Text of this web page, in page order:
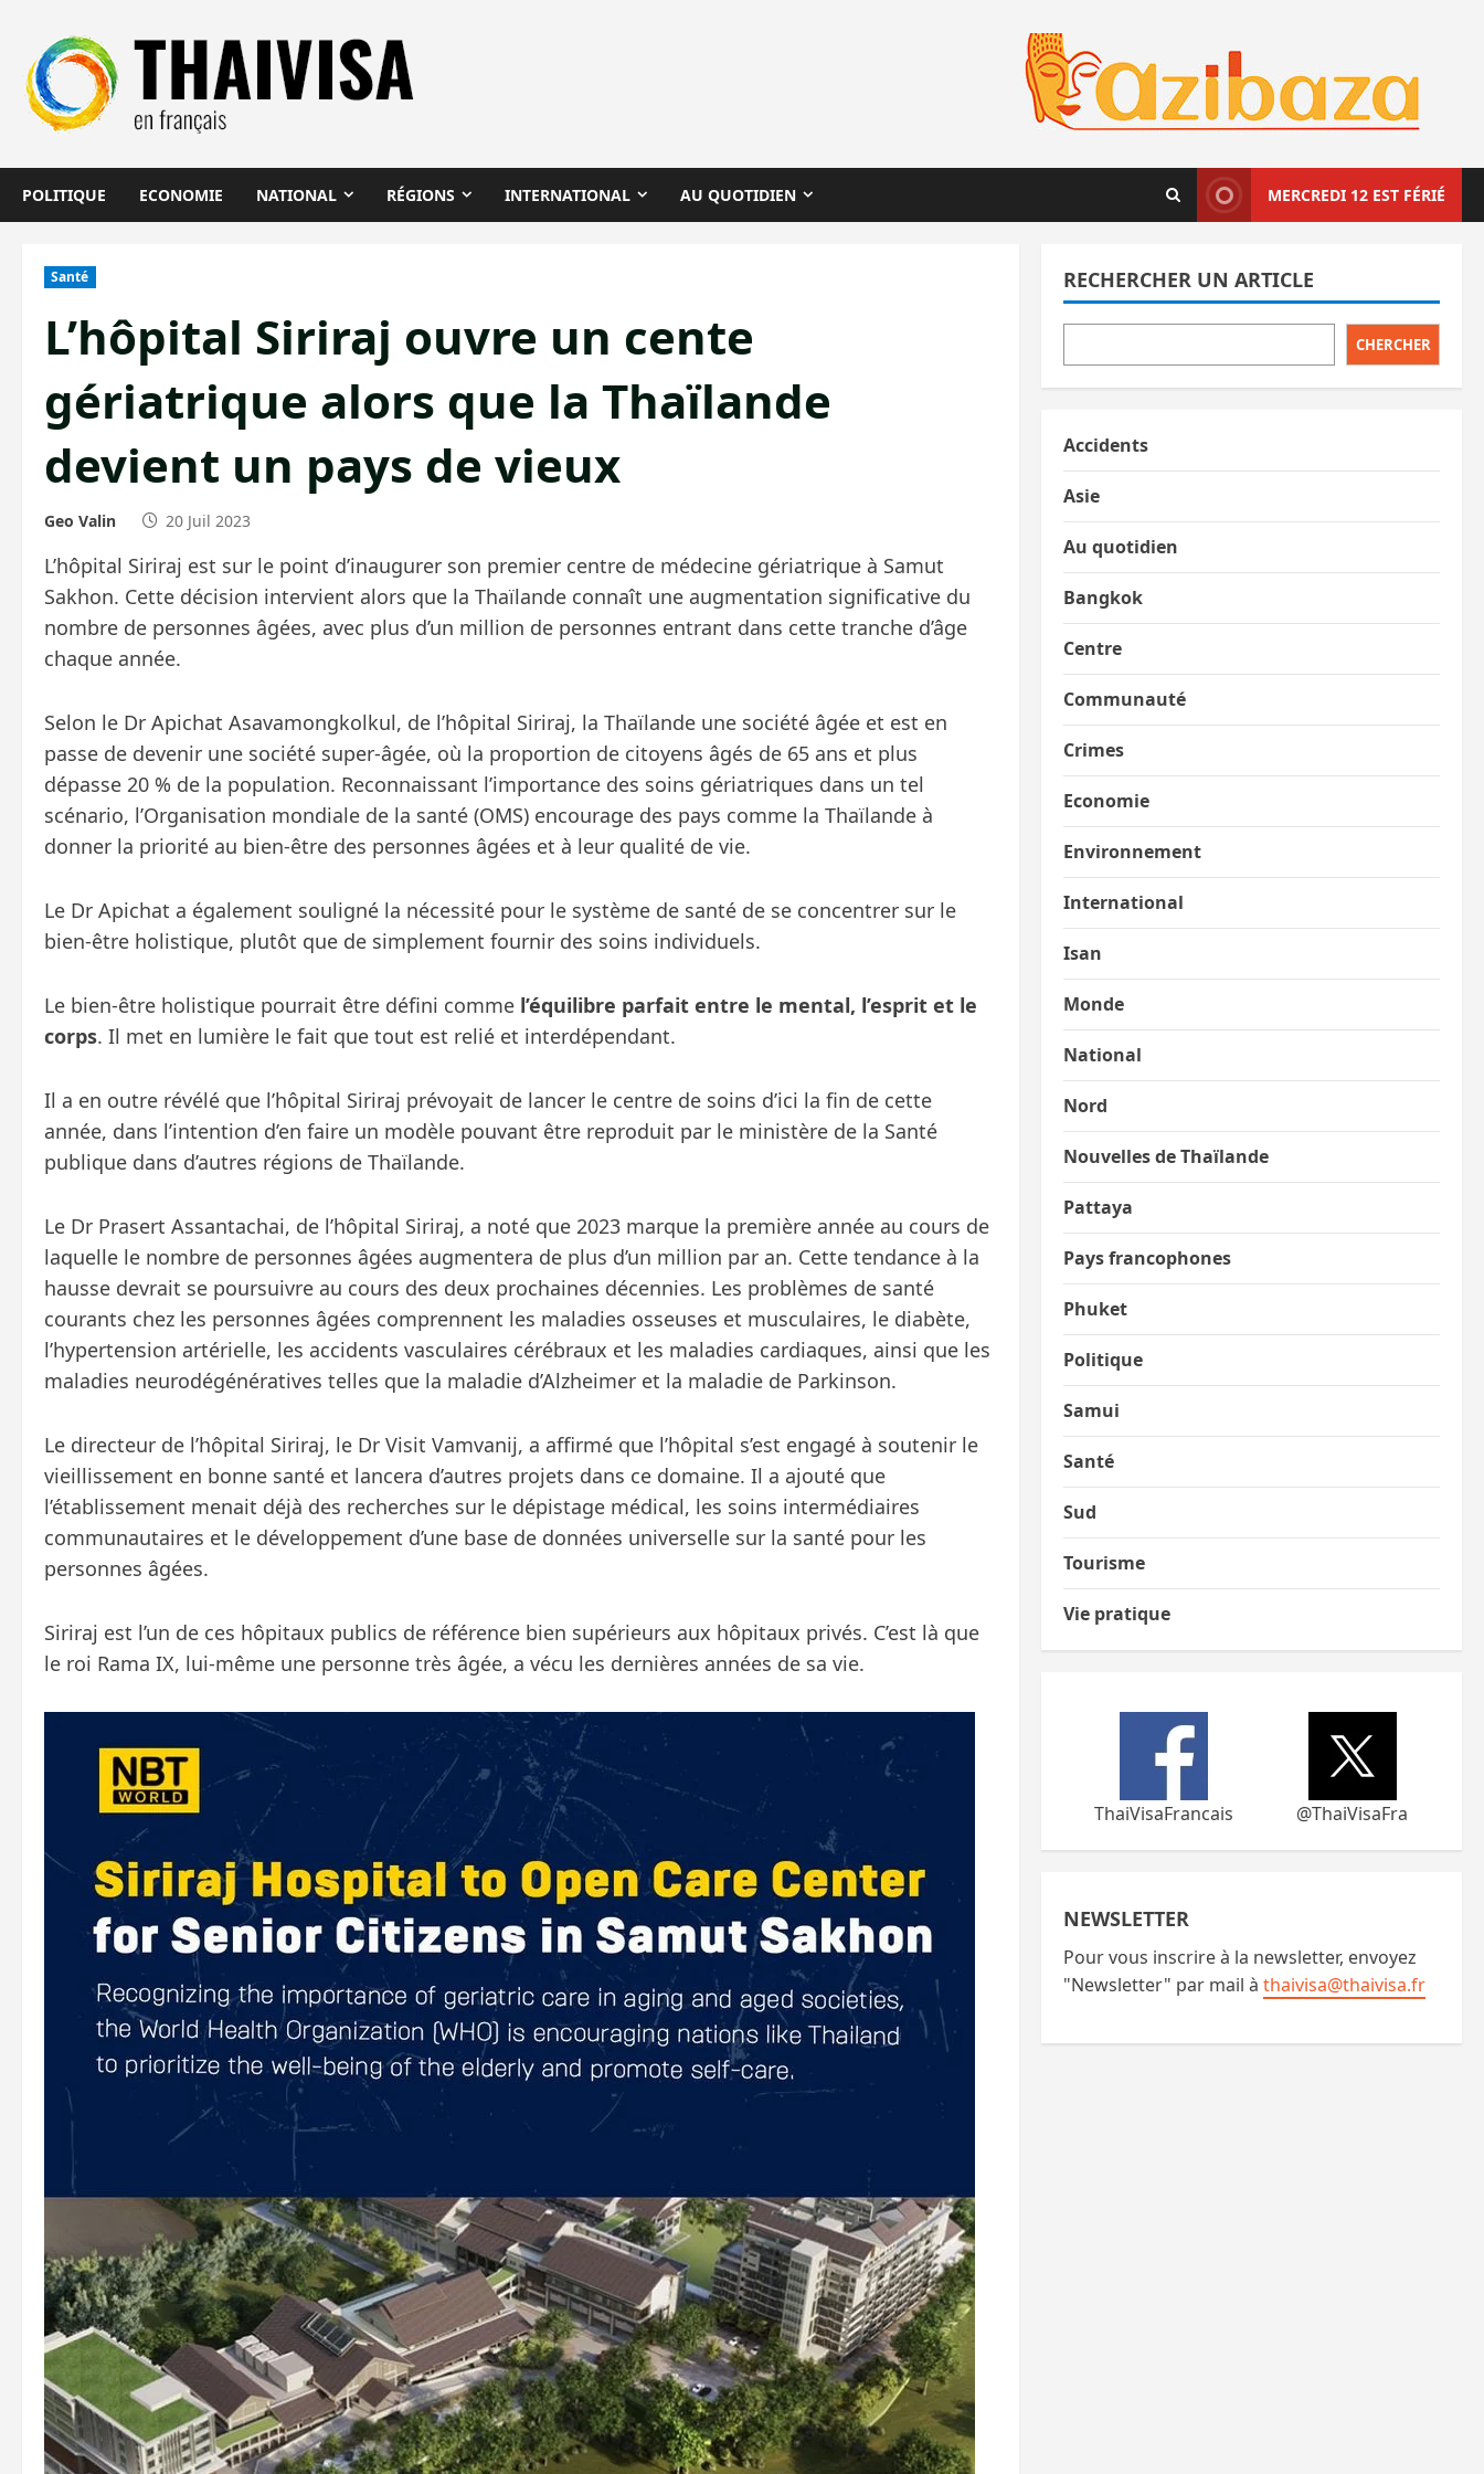
contenu
POLITIQUE ECONOMIE NATIONAL RÉGIONS INTERNATIONAL AU QUOTIDIEN MERCREDI 12 EST FÉRIÉ
Santé
L’hôpital Siriraj ouvre un cente
gériatrique alors que la Thaïlande
devient un pays de vieux
Geo Valin 20 Juil 2023
L’hôpital Siriraj est sur le point d’inaugurer son premier centre de médecine gériatrique à Samut
Sakhon. Cette décision intervient alors que la Thaïlande connaît une augmentation significative du
nombre de personnes âgées, avec plus d’un million de personnes entrant dans cette tranche d’âge
chaque année.
Selon le Dr Apichat Asavamongkolkul, de l’hôpital Siriraj, la Thaïlande une société âgée et est en
passe de devenir une société super-âgée, où la proportion de citoyens âgés de 65 ans et plus
dépasse 20 % de la population. Reconnaissant l’importance des soins gériatriques dans un tel
scénario, l’Organisation mondiale de la santé (OMS) encourage des pays comme la Thaïlande à
donner la priorité au bien-être des personnes âgées et à leur qualité de vie.
Le Dr Apichat a également souligné la nécessité pour le système de santé de se concentrer sur le
bien-être holistique, plutôt que de simplement fournir des soins individuels.
Le bien-être holistique pourrait être défini comme l’équilibre parfait entre le mental, l’esprit et le
corps. Il met en lumière le fait que tout est relié et interdépendant.
Il a en outre révélé que l’hôpital Siriraj prévoyait de lancer le centre de soins d’ici la fin de cette
année, dans l’intention d’en faire un modèle pouvant être reproduit par le ministère de la Santé
publique dans d’autres régions de Thaïlande.
Le Dr Prasert Assantachai, de l’hôpital Siriraj, a noté que 2023 marque la première année au cours de
laquelle le nombre de personnes âgées augmentera de plus d’un million par an. Cette tendance à la
hausse devrait se poursuivre au cours des deux prochaines décennies. Les problèmes de santé
courants chez les personnes âgées comprennent les maladies osseuses et musculaires, le diabète,
l’hypertension artérielle, les accidents vasculaires cérébraux et les maladies cardiaques, ainsi que les
maladies neurodégénératives telles que la maladie d’Alzheimer et la maladie de Parkinson.
Le directeur de l’hôpital Siriraj, le Dr Visit Vamvanij, a affirmé que l’hôpital s’est engagé à soutenir le
vieillissement en bonne santé et lancera d’autres projets dans ce domaine. Il a ajouté que
l’établissement menait déjà des recherches sur le dépistage médical, les soins intermédiaires
communautaires et le développement d’une base de données universelle sur la santé pour les
personnes âgées.
Siriraj est l’un de ces hôpitaux publics de référence bien supérieurs aux hôpitaux privés. C’est là que
le roi Rama IX, lui-même une personne très âgée, a vécu les dernières années de sa vie.
RECHERCHER UN ARTICLE
CHERCHER
Accidents
Asie
Au quotidien
Bangkok
Centre
Communauté
Crimes
Economie
Environnement
International
Isan
Monde
National
Nord
Nouvelles de Thaïlande
Pattaya
Pays francophones
Phuket
Politique
Samui
Santé
Sud
Tourisme
Vie pratique
ThaiVisaFrancais @ThaiVisaFra
NEWSLETTER
Pour vous inscrire à la newsletter, envoyez
"Newsletter" par mail à thaivisa@thaivisa.fr